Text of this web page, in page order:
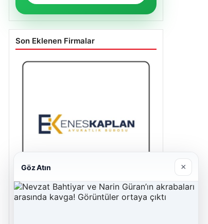
Son Eklenen Firmalar
Enes Kaplan Avukatlık Bürosu
Göz Atın ×